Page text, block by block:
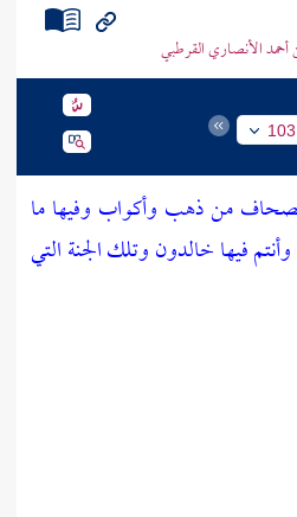
الأنصاري القرطبي
103
من ذهب وأكواب وفيها ما
فيها خالدون وتلك الجنة التي